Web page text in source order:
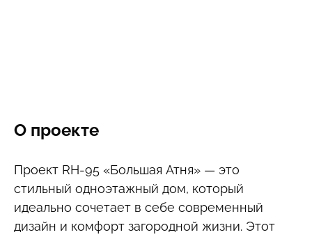
О проекте
Проект RН-95 «Большая Атня» — это
стильный одноэтажный дом, который
идеально сочетает в себе современный
дизайн и комфорт загородной жизни. Этот